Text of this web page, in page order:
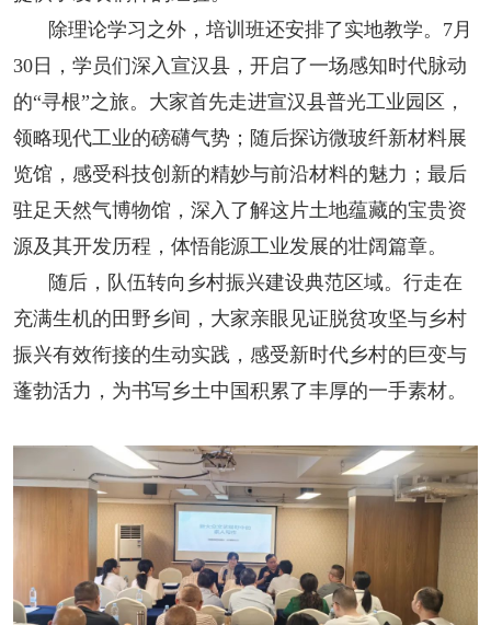
除理论学习之外，培训班还安排了实地教学。7月
30日，学员们深入宣汉县，开启了一场感知时代脉动
的“寻根”之旅。大家首先走进宣汉县普光工业园区，
领略现代工业的磅礴气势；随后探访微玻纤新材料展
览馆，感受科技创新的精妙与前沿材料的魅力；最后
驻足天然气博物馆，深入了解这片土地蕴藏的宝贵资
源及其开发历程，体悟能源工业发展的壮阔篇章。
随后，队伍转向乡村振兴建设典范区域。行走在
充满生机的田野乡间，大家亲眼见证脱贫攻坚与乡村
振兴有效衔接的生动实践，感受新时代乡村的巨变与
蓬勃活力，为书写乡土中国积累了丰厚的一手素材。